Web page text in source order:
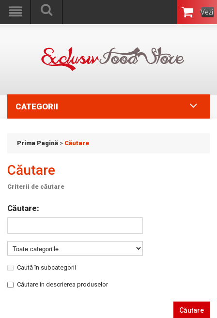
Vezi
Coşul
CATEGORII
Prima Pagină > Căutare
Căutare
Criterii de căutare
Căutare:
Caută în subcategorii
Căutare in descrierea produselor
Căutare